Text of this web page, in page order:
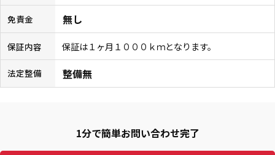
免責金 無し
保証内容 保証は１ヶ月１０００ｋｍとなります。
法定整備 整備無
1分で簡単お問い合わせ完了